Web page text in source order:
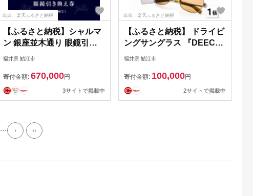
出典：楽天ふるさと納税
【ふるさと納税】シャルマ
ン 銀座並木通り 眼鏡引き
換え券 20万円相当 [P-
換券 チケット 高級眼
鏡 高級めがね めがね
眼鏡 レンズ サングラ
ふるさと納税 シャルマン
福井県 鯖江市
寄付金額: 670,000円
3サイトで掲載中
出典：楽天ふるさと納税
【ふるさと納税】 ドライビ
ングサングラス 『DEEC』
[H-04201] / サングラス カ
ース 偏光 調光 薄い 色 UV
カット スポーツ 偏光サン
グラス スポーツサングラス
福井県 鯖江市
寄付金額: 100,000円
2サイトで掲載中
... › ››